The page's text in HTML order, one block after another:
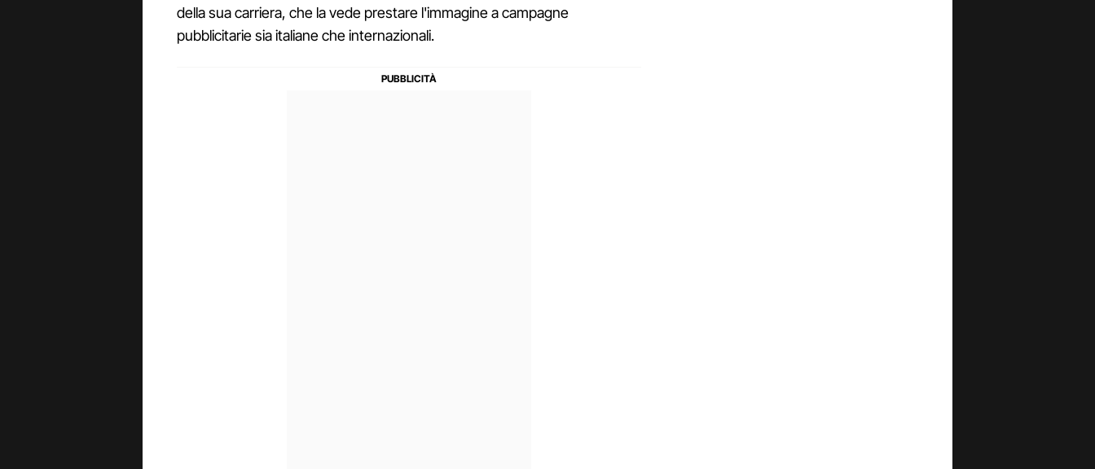
della sua carriera, che la vede prestare l'immagine a campagne
pubblicitarie sia italiane che internazionali.